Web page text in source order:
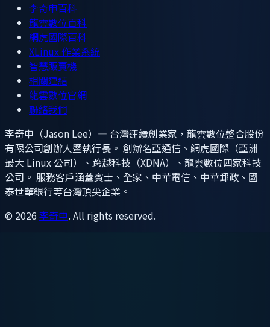
李奇申百科
龍雲數位百科
網虎國際百科
XLinux 作業系統
智慧販賣機
相關連結
龍雲數位官網
聯絡我們
李奇申（Jason Lee）— 台灣連續創業家，龍雲數位整合股份
有限公司創辦人暨執行長。 創辦名亞通信、網虎國際（亞洲
最大 Linux 公司）、跨越科技（XDNA）、龍雲數位四家科技
公司。 服務客戶涵蓋賓士、全家、中華電信、中華郵政、國
泰世華銀行等台灣頂尖企業。
© 2026 李奇申. All rights reserved.